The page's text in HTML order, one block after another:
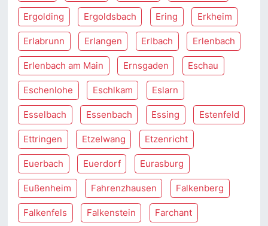
Ergolding Ergoldsbach Ering Erkheim
Erlabrunn Erlangen Erlbach Erlenbach
Erlenbach am Main Ernsgaden Eschau
Eschenlohe Eschlkam Eslarn
Esselbach Essenbach Essing Estenfeld
Ettringen Etzelwang Etzenricht
Euerbach Euerdorf Eurasburg
Eußenheim Fahrenzhausen Falkenberg
Falkenfels Falkenstein Farchant